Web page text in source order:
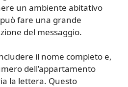
un ambiente abitativo
fare una grande
del messaggio.
il nome completo e,
dell’appartamento
la lettera. Questo